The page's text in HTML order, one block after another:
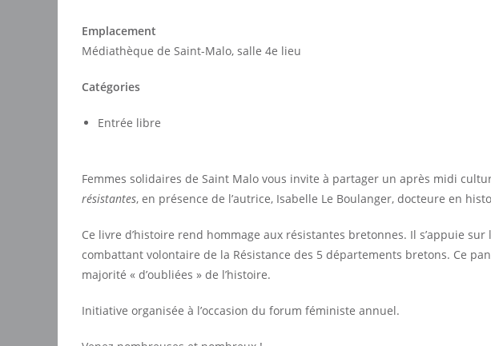
Emplacement
Médiathèque de Saint-Malo, salle 4e lieu
Catégories
Entrée libre
Femmes solidaires de Saint Malo vous invite à partager un après midi
résistantes, en présence de l’autrice, Isabelle Le Boulanger, docteure en
Ce livre d’histoire rend hommage aux résistantes bretonnes. Il s’appuie sur
combattant volontaire de la Résistance des 5 départements bretons. Ce
majorité « d’oubliées » de l’histoire.
Initiative organisée à l’occasion du forum féministe annuel.